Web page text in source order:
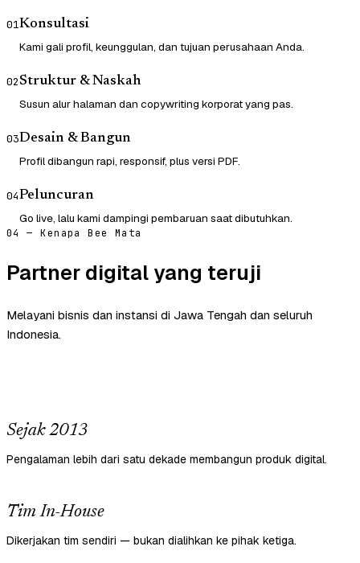
01Konsultasi
Kami gali profil, keunggulan, dan tujuan perusahaan Anda.
02Struktur & Naskah
Susun alur halaman dan copywriting korporat yang pas.
03Desain & Bangun
Profil dibangun rapi, responsif, plus versi PDF.
04Peluncuran
Go live, lalu kami dampingi pembaruan saat dibutuhkan.
04 — Kenapa Bee Mata
Partner digital yang teruji
Melayani bisnis dan instansi di Jawa Tengah dan seluruh
Indonesia.
Sejak 2013
Pengalaman lebih dari satu dekade membangun produk digital.
Tim In-House
Dikerjakan tim sendiri — bukan dialihkan ke pihak ketiga.